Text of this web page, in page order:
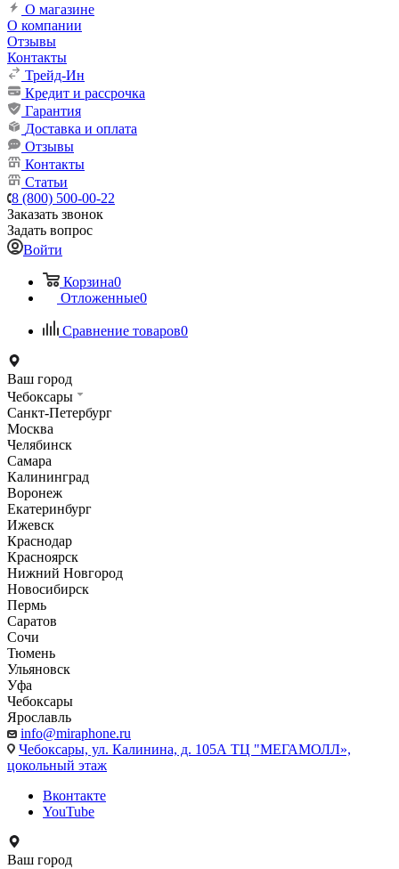
О магазине
О компании
Отзывы
Контакты
Трейд-Ин
Кредит и рассрочка
Гарантия
Доставка и оплата
Отзывы
Контакты
Статьи
8 (800) 500-00-22
Заказать звонок
Задать вопрос
Войти
Корзина0
Отложенные0
Сравнение товаров0
Ваш город
Чебоксары
Санкт-Петербург
Москва
Челябинск
Самара
Калининград
Воронеж
Екатеринбург
Ижевск
Краснодар
Красноярск
Нижний Новгород
Новосибирск
Пермь
Саратов
Сочи
Тюмень
Ульяновск
Уфа
Чебоксары
Ярославль
info@miraphone.ru
Чебоксары, ул. Калинина, д. 105А ТЦ "МЕГАМОЛЛ»,
цокольный этаж
Вконтакте
YouTube
Ваш город